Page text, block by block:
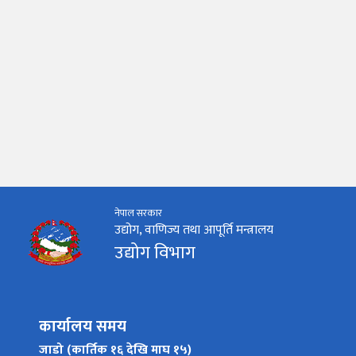
नेपाल सरकार
उद्योग, वाणिज्य तथा आपूर्ति मन्त्रालय
उद्योग विभाग
कार्यालय समय
जाडो (कार्तिक १६ देखि माघ १५)